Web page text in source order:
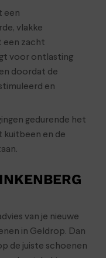
een
vlakke
zacht
voor ontlasting
doordat de
en
gedurende het
kuitbeen en de
van je nieuwe
in Geldrop. Dan
de juiste schoenen